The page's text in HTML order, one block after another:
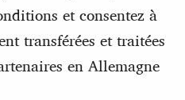
et consentez à
transférées et traitées
en Allemagne